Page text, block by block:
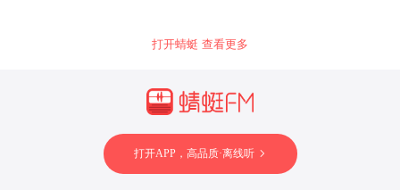
打开蜻蜓 查看更多
打开APP，高品质·离线听